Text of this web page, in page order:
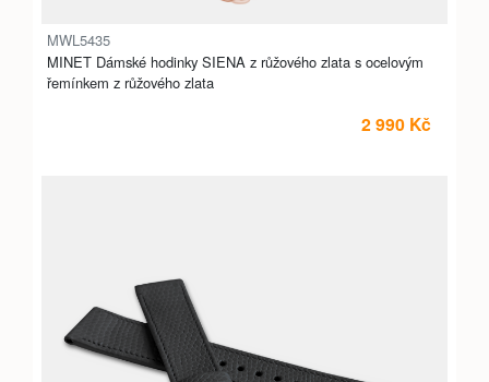
MWL5435
MINET Dámské hodinky SIENA z růžového zlata s ocelovým
řemínkem z růžového zlata
2 990 Kč